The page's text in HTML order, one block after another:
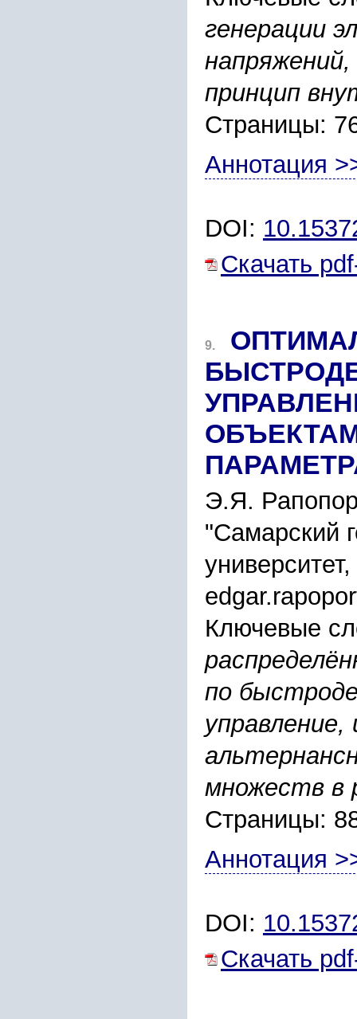
генерации
принцип
Страницы:
Аннотация
DOI:
Скачать
9.
Э.Я.
"Самарский
Ключевые
по
множеств в
Страницы:
Аннотация
DOI:
Скачать